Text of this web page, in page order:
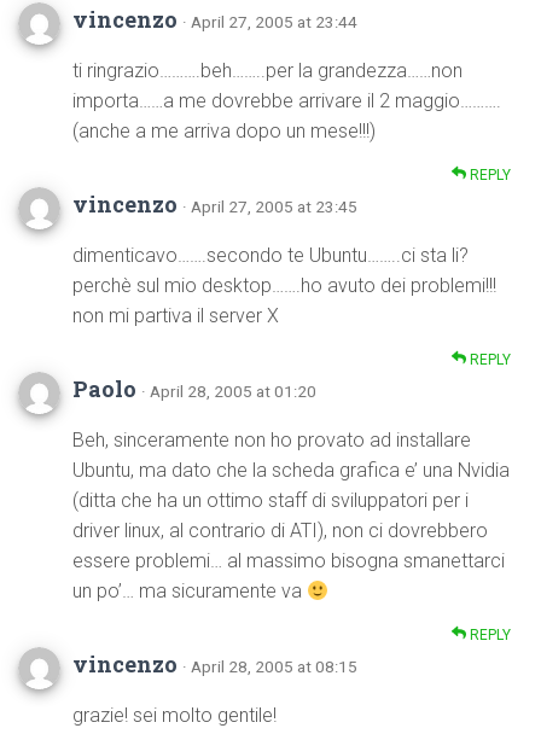
vincenzo · April 27, 2005 at 23:44
ti ringrazio……….beh……..per la grandezza……non
importa……a me dovrebbe arrivare il 2 maggio……….
(anche a me arriva dopo un mese!!!)
REPLY
vincenzo · April 27, 2005 at 23:45
dimenticavo…….secondo te Ubuntu……..ci sta li?
perchè sul mio desktop…….ho avuto dei problemi!!!
non mi partiva il server X
REPLY
Paolo · April 28, 2005 at 01:20
Beh, sinceramente non ho provato ad installare
Ubuntu, ma dato che la scheda grafica e’ una Nvidia
(ditta che ha un ottimo staff di sviluppatori per i
driver linux, al contrario di ATI), non ci dovrebbero
essere problemi… al massimo bisogna smanettarci
un po’… ma sicuramente va
REPLY
vincenzo · April 28, 2005 at 08:15
grazie! sei molto gentile!